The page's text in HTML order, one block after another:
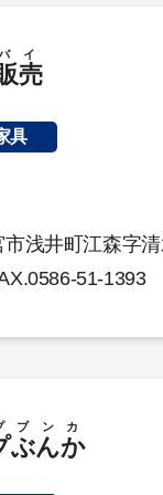
売
イ
具
浅井町江森字
51-1393
ぶんか
ブンカ